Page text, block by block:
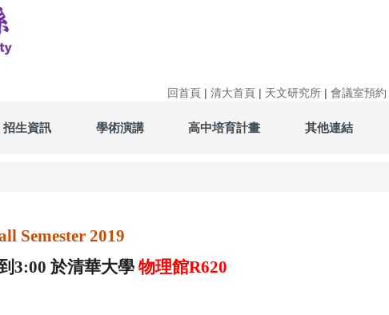
回首頁 | 清大首頁 | 天文研究所 | 會議室預約
招生資訊 學術演講 高中培育計畫 其他連結
Semester 2019
3:00 於清華大學 物理館R620